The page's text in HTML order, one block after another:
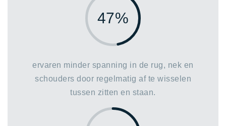
47%
ervaren minder spanning in de rug, nek en
schouders door regelmatig af te wisselen
tussen zitten en staan.